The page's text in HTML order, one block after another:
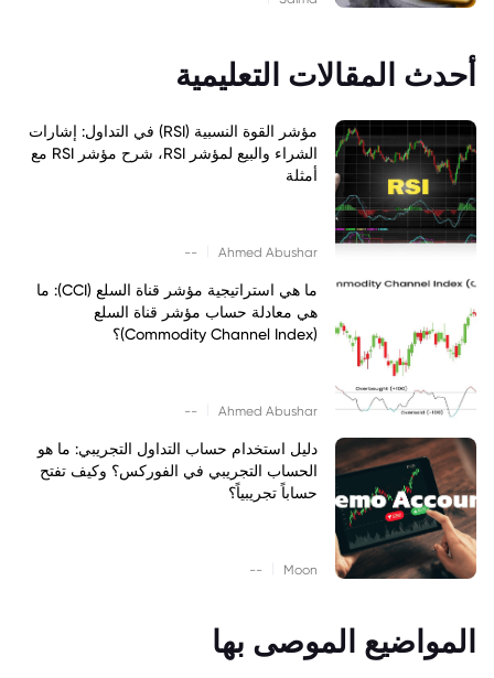
أحدث المقالات التعليمية
مؤشر القوة النسبية (RSI) في التداول: إشارات
الشراء والبيع لمؤشر RSI، شرح مؤشر RSI مع
أمثلة
Ahmed Abushar
--
ما هي استراتيجية مؤشر قناة السلع (CCI): ما
هي معادلة حساب مؤشر قناة السلع
(Commodity Channel Index)؟
Ahmed Abushar
--
دليل استخدام حساب التداول التجريبي: ما هو
الحساب التجريبي في الفوركس؟ وكيف تفتح
حساباً تجريبياً؟
Moon
--
المواضيع الموصى بها